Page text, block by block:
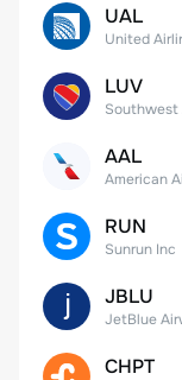
UAL
LUV
AAL
RUN
Sunrun Inc
JBLU
CHPT